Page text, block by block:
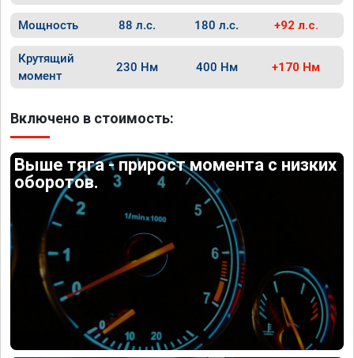
Мощность 88 л.с. 180 л.с. +92 л.с.
Крутящий
момент
230 Нм 400 Нм +170 Нм
Включено в стоимость:
Выше тяга - прирост момента с низких
оборотов.